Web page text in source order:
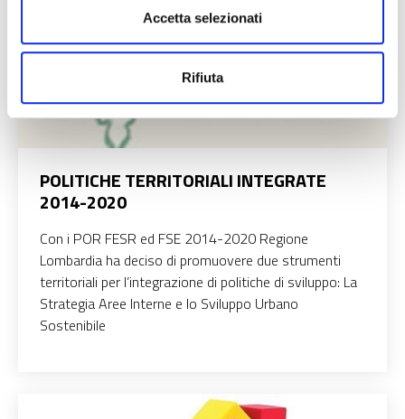
Accetta selezionati
Rifiuta
POLITICHE TERRITORIALI INTEGRATE
2014-2020
Con i POR FESR ed FSE 2014-2020 Regione
Lombardia ha deciso di promuovere due strumenti
territoriali per l’integrazione di politiche di sviluppo: La
Strategia Aree Interne e lo Sviluppo Urbano
Sostenibile